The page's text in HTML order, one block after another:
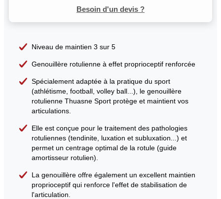
Besoin d'un devis ?
Niveau de maintien 3 sur 5
Genouillère rotulienne à effet proprioceptif renforcée
Spécialement adaptée à la pratique du sport
(athlétisme, football, volley ball...), le genouillère
rotulienne Thuasne Sport protège et maintient vos
articulations.
Elle est conçue pour le traitement des pathologies
rotuliennes (tendinite, luxation et subluxation...) et
permet un centrage optimal de la rotule (guide
amortisseur rotulien).
La genouillère offre également un excellent maintien
proprioceptif qui renforce l'effet de stabilisation de
l'articulation.